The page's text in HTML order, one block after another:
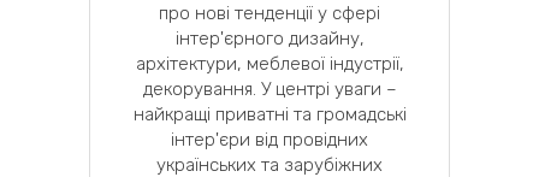
про нові тенденції у сфері
інтер'єрного дизайну,
архітектури, меблевої індустрії,
декорування. У центрі уваги –
найкращі приватні та громадські
інтер'єри від провідних
українських та зарубіжних